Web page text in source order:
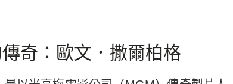
奇：歐文．撒爾柏格